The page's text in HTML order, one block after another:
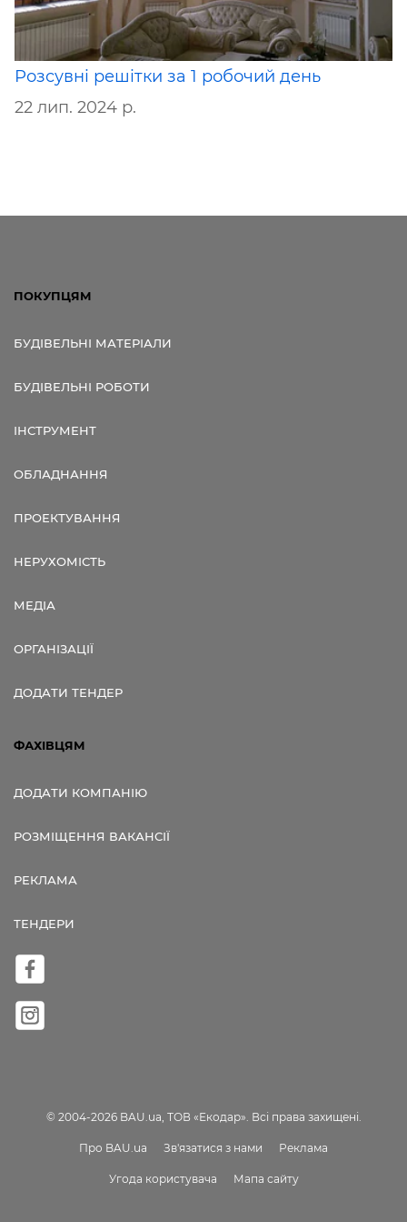
Розсувні решітки за 1 робочий день
22 лип. 2024 р.
ПОКУПЦЯМ
БУДІВЕЛЬНІ МАТЕРІАЛИ
БУДІВЕЛЬНІ РОБОТИ
ІНСТРУМЕНТ
ОБЛАДНАННЯ
ПРОЕКТУВАННЯ
НЕРУХОМІСТЬ
МЕДІА
ОРГАНІЗАЦІЇ
ДОДАТИ ТЕНДЕР
ФАХІВЦЯМ
ДОДАТИ КОМПАНІЮ
РОЗМІЩЕННЯ ВАКАНСІЇ
РЕКЛАМА
ТЕНДЕРИ
© 2004-2026 BAU.ua, ТОВ «Екодар». Всі права захищені.
Про BAU.ua Зв'язатися з нами Реклама
Угода користувача Мапа сайту